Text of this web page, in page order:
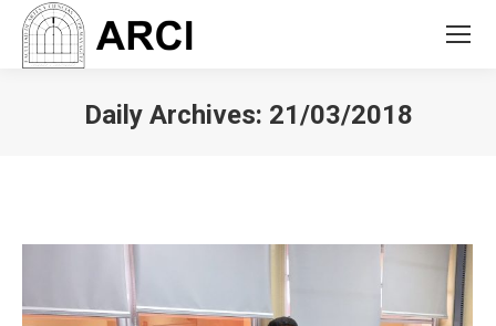
Daily Archives: 21/03/2018